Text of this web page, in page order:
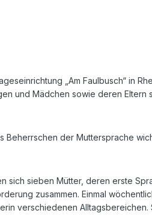
„Am Faulbusch“ in
und Mädchen sowie deren Eltern
der Muttersprache
sich sieben Mütter, deren erste
zusammen. Einmal
verschiedenen Alltagsbereichen.